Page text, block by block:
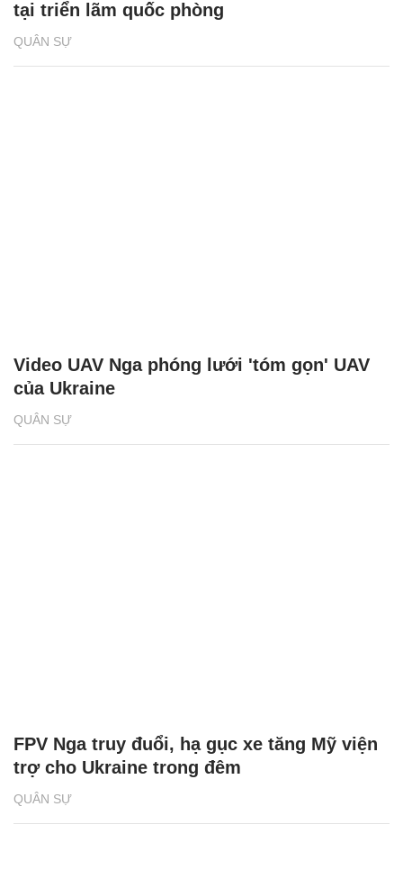
QUÂN SỰ
tại triển lãm quốc phòng
QUÂN SỰ
Video UAV Nga phóng lưới 'tóm gọn' UAV
của Ukraine
QUÂN SỰ
FPV Nga truy đuổi, hạ gục xe tăng Mỹ viện
trợ cho Ukraine trong đêm